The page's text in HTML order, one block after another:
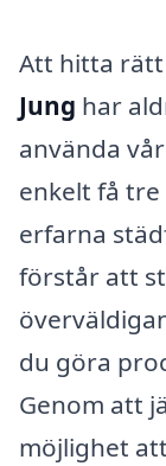
Att hitta
Jung har
använda
enkelt få
erfarna
förstår att
du göra
Genom att
möjlighet